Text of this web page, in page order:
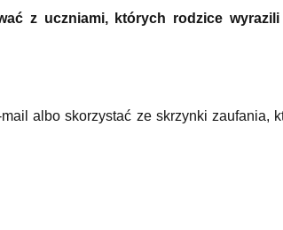
z uczniami, których rodzice
albo skorzystać ze skrzynki zaufania,